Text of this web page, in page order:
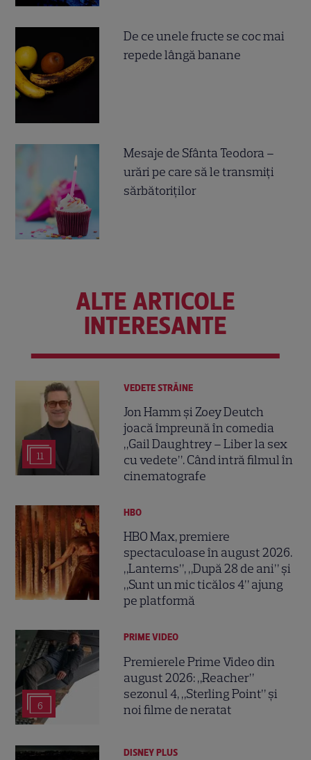
De ce unele fructe se coc mai
repede lângă banane
Mesaje de Sfânta Teodora –
urări pe care să le transmiți
sărbătoriților
ALTE ARTICOLE
INTERESANTE
11
VEDETE STRĂINE
Jon Hamm și Zoey Deutch
joacă împreună în comedia
„Gail Daughtrey – Liber la sex
cu vedete”. Când intră filmul în
cinematografe
HBO
HBO Max, premiere
spectaculoase în august 2026.
„Lanterns”, „După 28 de ani” și
„Sunt un mic ticălos 4” ajung
pe platformă
6
PRIME VIDEO
Premierele Prime Video din
august 2026: „Reacher”
sezonul 4, „Sterling Point” și
noi filme de neratat
DISNEY PLUS